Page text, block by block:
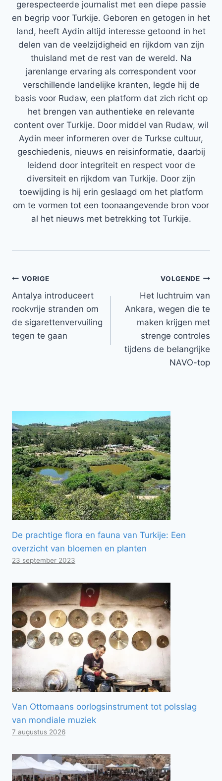
gerespecteerde journalist met een diepe passie
en begrip voor Turkije. Geboren en getogen in het
land, heeft Aydin altijd interesse getoond in het
delen van de veelzijdigheid en rijkdom van zijn
thuisland met de rest van de wereld. Na
jarenlange ervaring als correspondent voor
verschillende landelijke kranten, legde hij de
basis voor Rudaw, een platform dat zich richt op
het brengen van authentieke en relevante
content over Turkije. Door middel van Rudaw, wil
Aydin meer informeren over de Turkse cultuur,
geschiedenis, nieuws en reisinformatie, daarbij
leidend door integriteit en respect voor de
diversiteit en rijkdom van Turkije. Door zijn
toewijding is hij erin geslaagd om het platform
om te vormen tot een toonaangevende bron voor
al het nieuws met betrekking tot Turkije.
Bericht
navigatie
VORIGE
Antalya introduceert
rookvrije stranden om
de sigarettenvervuiling
tegen te gaan
VOLGENDE
Het luchtruim van
Ankara, wegen die te
maken krijgen met
strenge controles
tijdens de belangrijke
NAVO-top
De prachtige flora en fauna van Turkije: Een
overzicht van bloemen en planten
23 september 2023
Van Ottomaans oorlogsinstrument tot polsslag
van mondiale muziek
7 augustus 2026